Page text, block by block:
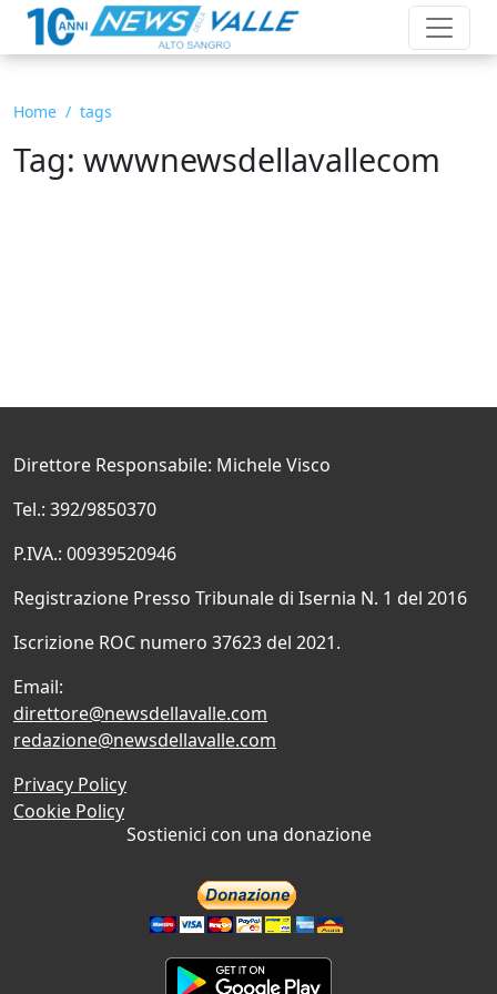
Home tags
Tag: wwwnewsdellavallecom
Direttore Responsabile: Michele Visco
Tel.: 392/9850370
P.IVA.: 00939520946
Registrazione Presso Tribunale di Isernia N. 1 del 2016
Iscrizione ROC numero 37623 del 2021.
Email:
direttore@newsdellavalle.com
redazione@newsdellavalle.com
Privacy Policy
Cookie Policy
Sostienici con una donazione